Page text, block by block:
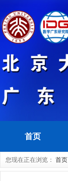
首页
您现在正在浏览： 首页